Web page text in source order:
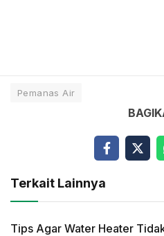
Pemanas Air
Terkait Lainnya
Tips Agar Water Heater